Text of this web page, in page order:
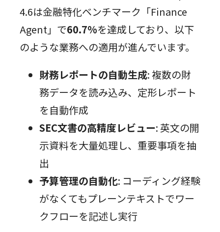
4.6は金融特化ベンチマーク「Finance
Agent」で60.7%を達成しており、以下
のような業務への適用が進んでいます。
財務レポートの自動生成: 複数の財
務データを読み込み、定形レポート
を自動作成
SEC文書の高精度レビュー: 英文の開
示資料を大量処理し、重要事項を抽
出
予算管理の自動化: コーディング経験
がなくてもプレーンテキストでワー
クフローを記述し実行